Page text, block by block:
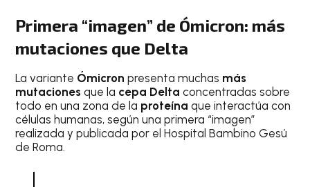
Primera “imagen” de Ómicron: más
mutaciones que Delta
La variante Ómicronpresenta muchas más
mutacionesque la cepa Deltaconcentradas sobre
todo en una zona de la proteínaque interactúa con
células humanas, según una primera “imagen”
realizada y publicada por el Hospital Bambino Gesú
de Roma.